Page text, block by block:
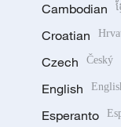
Cambodian ខ្
Croatian
Czech Český
English
Esperanto